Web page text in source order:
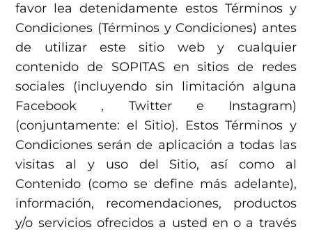
favor lea detenidamente estos Términos y
Condiciones (Términos y Condiciones) antes
de utilizar este sitio web y cualquier
contenido de SOPITAS en sitios de redes
sociales (incluyendo sin limitación alguna
Facebook , Twitter e Instagram)
(conjuntamente: el Sitio). Estos Términos y
Condiciones serán de aplicación a todas las
visitas al y uso del Sitio, así como al
Contenido (como se define más adelante),
información, recomendaciones, productos
y/o servicios ofrecidos a usted en o a través